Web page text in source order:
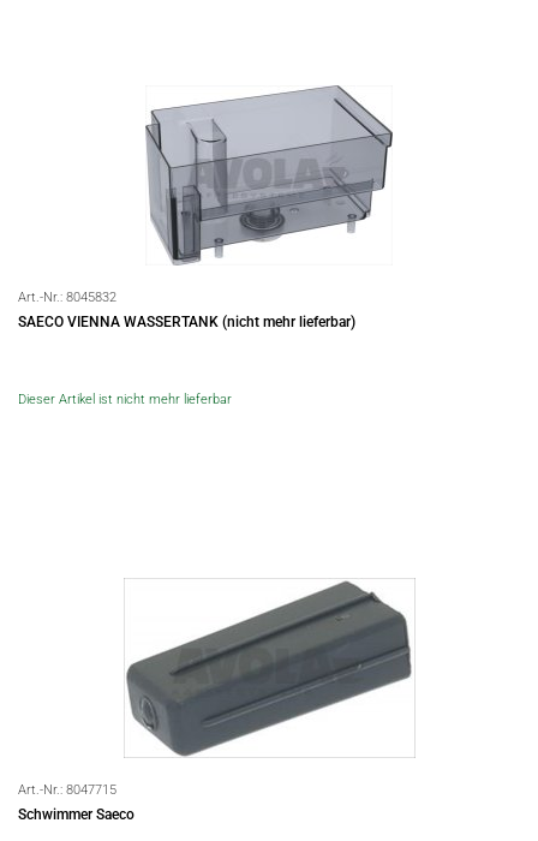
Art.-Nr.: 8045832
SAECO VIENNA WASSERTANK (nicht mehr lieferbar)
Dieser Artikel ist nicht mehr lieferbar
Art.-Nr.: 8047715
Schwimmer Saeco